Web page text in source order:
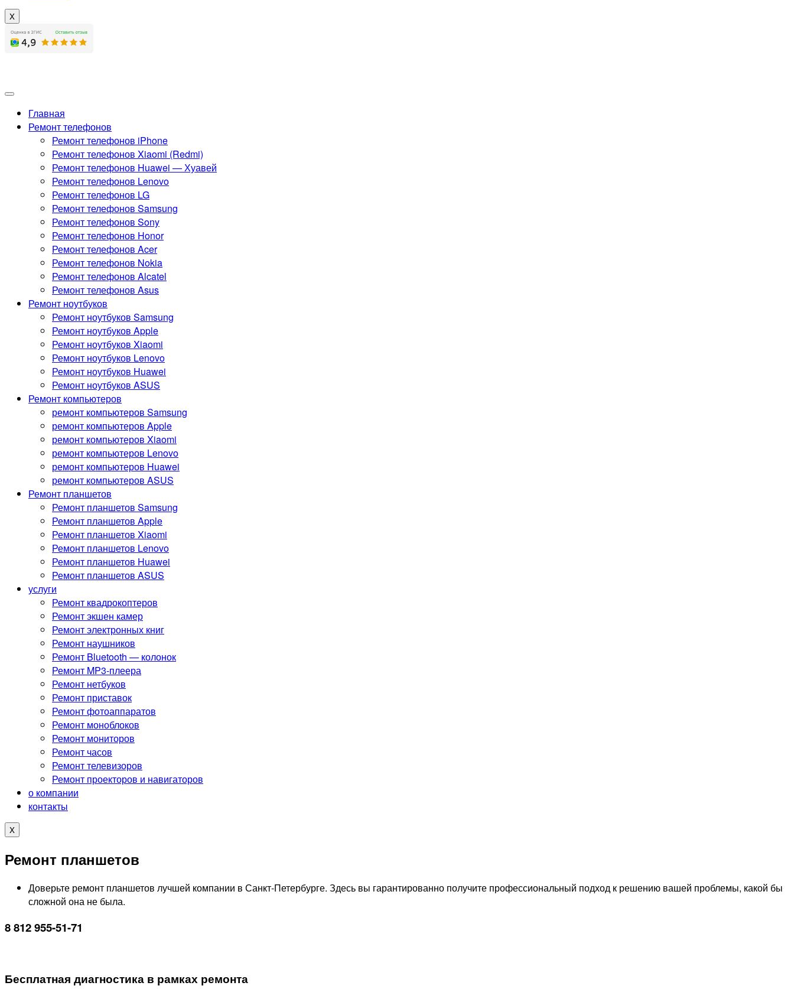
X
Главная
Ремонт телефонов
Ремонт телефонов iPhone
Ремонт телефонов Xiaomi (Redmi)
Ремонт телефонов Huawei — Хуавей
Ремонт телефонов Lenovo
Ремонт телефонов LG
Ремонт телефонов Samsung
Ремонт телефонов Sony
Ремонт телефонов Honor
Ремонт телефонов Acer
Ремонт телефонов Nokia
Ремонт телефонов Alcatel
Ремонт телефонов Asus
Ремонт ноутбуков
Ремонт ноутбуков Samsung
Ремонт ноутбуков Apple
Ремонт ноутбуков Xiaomi
Ремонт ноутбуков Lenovo
Ремонт ноутбуков Huawei
Ремонт ноутбуков ASUS
Ремонт компьютеров
ремонт компьютеров Samsung
ремонт компьютеров Apple
ремонт компьютеров Xiaomi
ремонт компьютеров Lenovo
ремонт компьютеров Huawei
ремонт компьютеров ASUS
Ремонт планшетов
Ремонт планшетов Samsung
Ремонт планшетов Apple
Ремонт планшетов Xiaomi
Ремонт планшетов Lenovo
Ремонт планшетов Huawei
Ремонт планшетов ASUS
услуги
Ремонт квадрокоптеров
Ремонт экшен камер
Ремонт электронных книг
Ремонт наушников
Ремонт Bluetooth — колонок
Ремонт MP3-плеера
Ремонт нетбуков
Ремонт приставок
Ремонт фотоаппаратов
Ремонт моноблоков
Ремонт мониторов
Ремонт часов
Ремонт телевизоров
Ремонт проекторов и навигаторов
о компании
контакты
X
Ремонт планшетов
Доверьте ремонт планшетов лучшей компании в Санкт-Петербурге. Здесь вы гарантированно получите профессиональный подход к решению вашей проблемы, какой бы
сложной она не была.
8 812 955-51-71
Бесплатная диагностика в рамках ремонта